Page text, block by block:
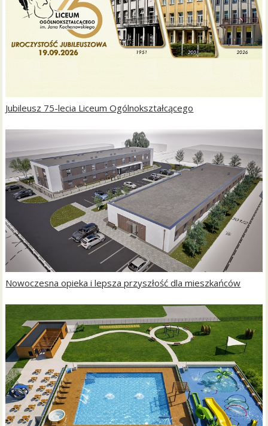
Jubileusz 75-lecia Liceum Ogólnokształcącego
Nowoczesna opieka i lepsza przyszłość dla mieszkańców